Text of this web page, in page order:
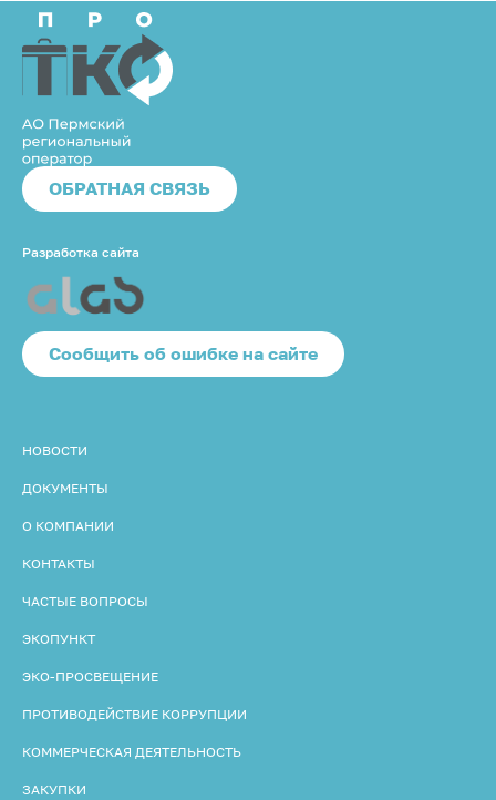
ОБРАТНАЯ СВЯЗЬ
Разработка сайта
Cообщить об ошибке на сайте
НОВОСТИ
ДОКУМЕНТЫ
О КОМПАНИИ
КОНТАКТЫ
ЧАСТЫЕ ВОПРОСЫ
ЭКОПУНКТ
ЭКО-ПРОСВЕЩЕНИЕ
ПРОТИВОДЕЙСТВИЕ КОРРУПЦИИ
КОММЕРЧЕСКАЯ ДЕЯТЕЛЬНОСТЬ
ЗАКУПКИ